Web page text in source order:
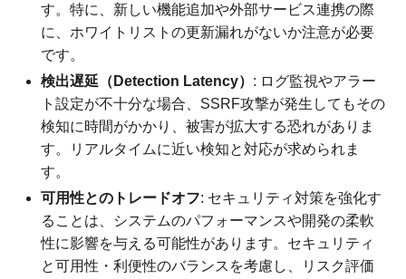
す。特に、新しい機能追加や外部サービス連携の際
に、ホワイトリストの更新漏れがないか注意が必要
です。
検出遅延（Detection Latency） : ログ監視やアラー
ト設定が不十分な場合、SSRF攻撃が発生してもその
検知に時間がかかり、被害が拡大する恐れがありま
す。リアルタイムに近い検知と対応が求められま
す。
可用性とのトレードオフ: セキュリティ対策を強化す
ることは、システムのパフォーマンスや開発の柔軟
性に影響を与える可能性があります。セキュリティ
と可用性・利便性のバランスを考慮し、リスク評価